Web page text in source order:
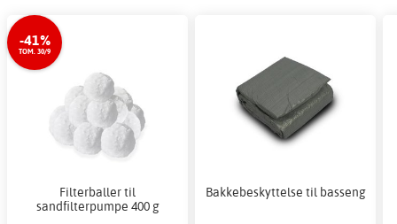
-41%
TOM. 30/9
Filterballer til
sandfilterpumpe 400 g
Bakkebeskyttelse til basseng